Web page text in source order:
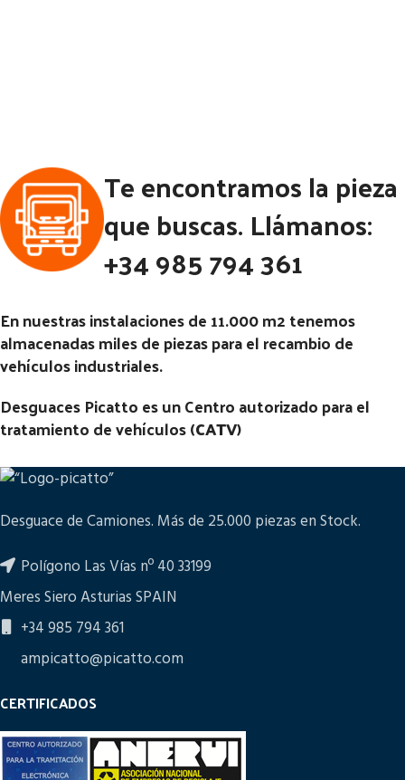
Te encontramos la pieza
que buscas. Llámanos:
+34 985 794 361
En nuestras instalaciones de 11.000 m2 tenemos
almacenadas miles de piezas para el recambio de
vehículos industriales.
Desguaces Picatto es un Centro autorizado para el
tratamiento de vehículos (CATV)
Desguace de Camiones. Más de 25.000 piezas en Stock.
Polígono Las Vías nº 40 33199
Meres Siero Asturias SPAIN
+34 985 794 361
ampicatto@picatto.com
CERTIFICADOS